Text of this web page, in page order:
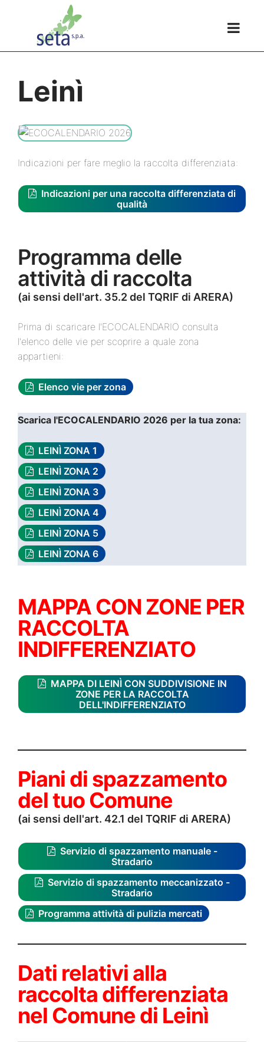
Leinì
Indicazioni per fare meglio la raccolta differenziata:
Indicazioni per una raccolta differenziata di
qualità
Programma delle
attività di raccolta
(ai sensi dell'art. 35.2 del TQRIF di ARERA)
Prima di scaricare l'ECOCALENDARIO consulta
l'elenco delle vie per scoprire a quale zona
appartieni:
Elenco vie per zona
Scarica l'ECOCALENDARIO 2026 per la tua zona:
LEINÌ ZONA 1
LEINÌ ZONA 2
LEINÌ ZONA 3
LEINÌ ZONA 4
LEINÌ ZONA 5
LEINÌ ZONA 6
MAPPA CON ZONE PER
RACCOLTA
INDIFFERENZIATO
MAPPA DI LEINÌ CON SUDDIVISIONE IN
ZONE PER LA RACCOLTA
DELL'INDIFFERENZIATO
Piani di spazzamento
del tuo Comune
(ai sensi dell'art. 42.1 del TQRIF di ARERA)
Servizio di spazzamento manuale -
Stradario
Servizio di spazzamento meccanizzato -
Stradario
Programma attività di pulizia mercati
Dati relativi alla
raccolta differenziata
nel Comune di Leinì